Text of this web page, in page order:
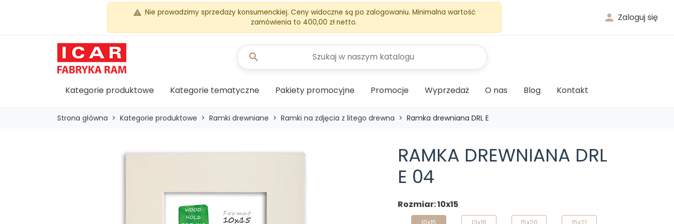
 Zaloguj się
warning Nie prowadzimy sprzedaży konsumenckiej. Ceny widoczne są po zalogowaniu. Minimalna wartość
zamówienia to 400,00 zł netto.
Kategorie produktowe Kategorie tematyczne Pakiety promocyjne Promocje Wyprzedaż O nas Blog Kontakt
search
Strona główna Kategorie produktowe Ramki drewniane Ramki na zdjęcia z litego drewna Ramka drewniana DRL E
RAMKA DREWNIANA DRL
E 04
Rozmiar: 10x15